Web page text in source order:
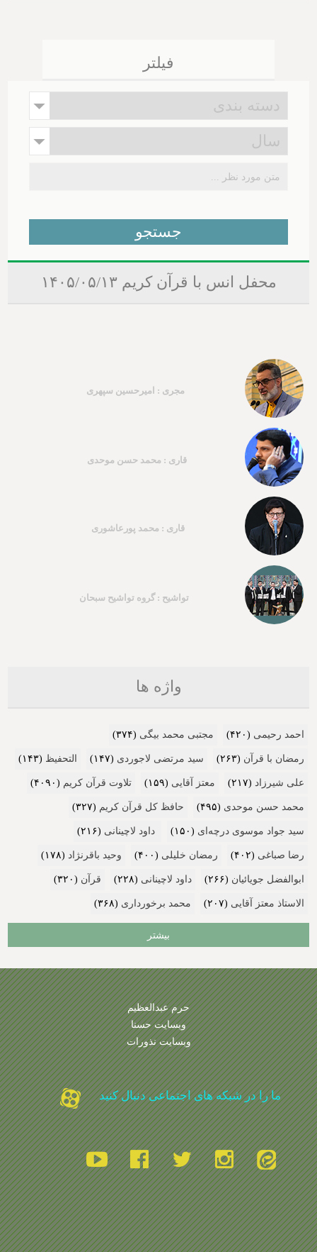
فیلتر
محفل انس با قرآن کریم ۱۴۰۵/۰۵/۱۳
مجری : امیرحسین سپهری
قاری : محمد حسن موحدی
قاری : محمد پورعاشوری
تواشیح : گروه تواشیح سبحان
واژه ها
احمد رحیمی (۴۲۰) مجتبی محمد بیگی (۳۷۴)
رمضان با قرآن (۲۶۳) سید مرتضی لاجوردی (۱۴۷) التحفیظ (۱۴۳)
علی شیرزاد (۲۱۷) معتز آقایی (۱۵۹) تلاوت قرآن کریم (۴۰۹۰)
محمد حسن موحدی (۴۹۵) حافظ کل قرآن کریم (۳۲۷)
سید جواد موسوی درچه‌ای (۱۵۰) داود لاچینانی (۲۱۶)
رضا صباغی (۴۰۲) رمضان خلیلی (۴۰۰) وحید باقرنژاد (۱۷۸)
ابوالفضل جویائیان (۲۶۶) داود لاچینانی (۲۲۸) قرآن (۳۲۰)
الاستاذ معتز آقایی (۲۰۷) محمد برخورداری (۳۶۸)
بیشتر
حرم عبدالعظیم
وبسایت حسنا
وبسایت نذورات
ما را در شبکه های اجتماعی دنبال کنید